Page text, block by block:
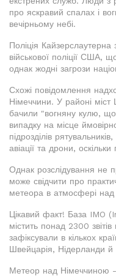
про яскравий спалах і
вечірньому небі.
Поліція Кайзерслаутерна
військової поліції США,
однак жодні загрози
Схожі повідомлення
Німеччини. У районі
бачили "вогняну кулю,
випадку на місце
підрозділів
авіації та дрони,
Однак розслідування не
може свідчити про
метеора в атмосфері
Цікавий факт! База IMO
містить понад 2300
зафіксували в кількох
Швейцарія, Нідерланди й
Метеор над Німеччиною -